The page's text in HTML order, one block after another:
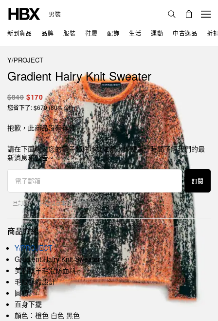
男裝
新到貨品 品牌 服裝 鞋履 配飾 生活 運動 中古逸品 折
Y/PROJECT
Gradient Hairy Knit Sweater
$840 $170
您省下了: $670 (80% Off)
抱歉，此商品沒有存貨。
請在下面輸入您的電子郵件地址注册，以便第一時間了解我們的最
新消息和公告。
訂閱
一旦訂閱，代表您同意本公司的使用條款和隱私政策。
商品介紹
Y/PROJECT
Gradient Hairy Knit Sweater
美利奴羊毛混紡面料
毛絨針織設計
圓領
直身下擺
顏色：橙色 白色 黑色